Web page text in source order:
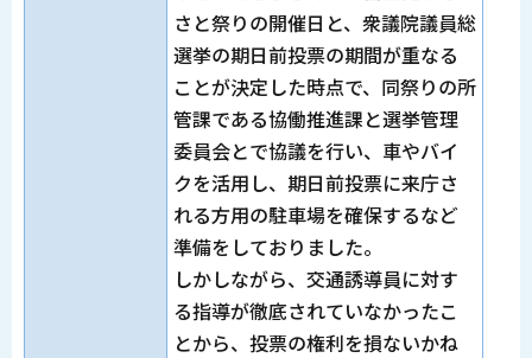
さと祭りの開催日と、衆議院議員総
選挙の期日前投票の期間が重なる
ことが決定した時点で、同祭りの所
管課である協働推進課と選挙管理
委員会とで協議を行い、車やバイ
クを活用し、期日前投票に来庁さ
れる方用の駐車場を確保するなど
準備をしておりました。
しかしながら、交通誘導員に対す
る指導が徹底されていなかったこ
とから、投票の権利を損ないかね